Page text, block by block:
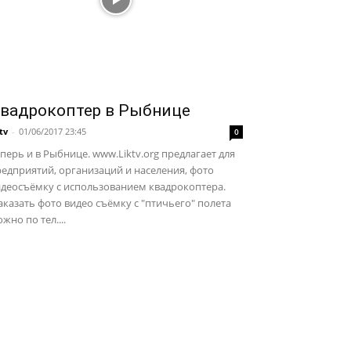
в Рыбнице
- 01/06/2017 23:45 0
и в Рыбнице. www.Liktv.org предлагает для
организаций и населения, фото
с использованием квадрокоптера.
фото видео съёмку с "птичьего" полета
по тел....